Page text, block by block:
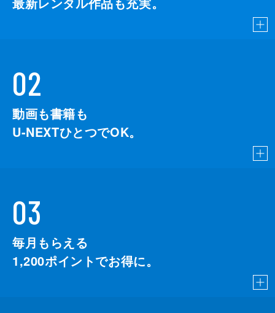
02
動画も書籍も
U-NEXTひとつでOK。
03
毎月もらえる
1,200ポイントでお得に。